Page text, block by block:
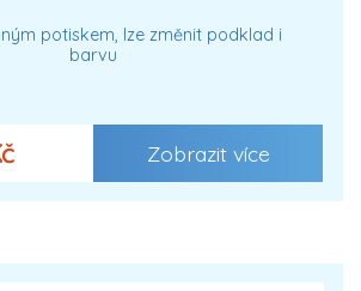
potiskem, lze změnit podklad i
barvu
Zobrazit více